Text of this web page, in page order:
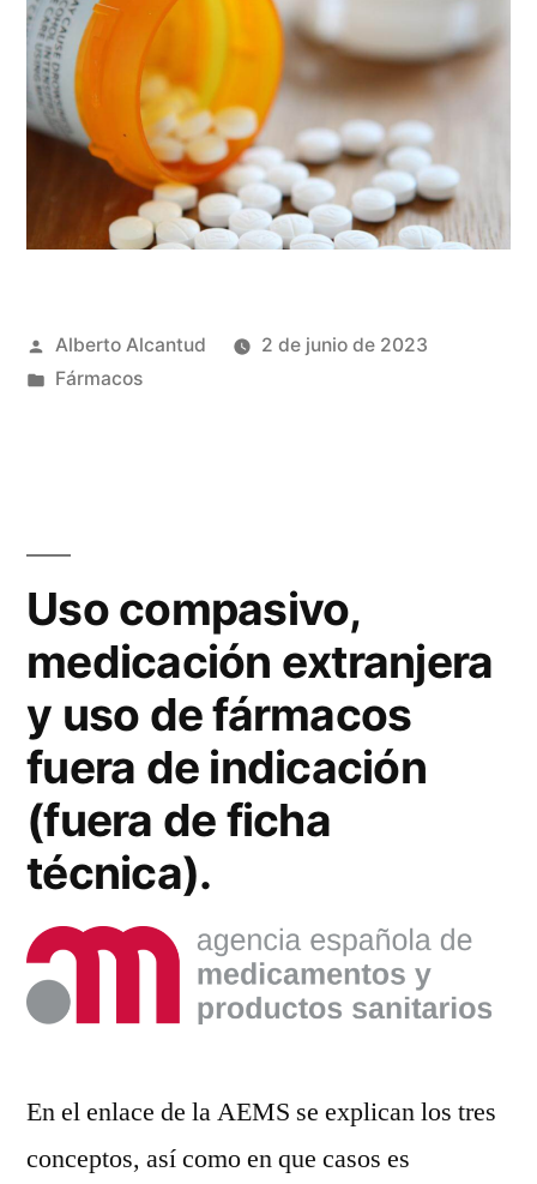
Publicado
por
Alberto Alcantud
2 de junio de 2023
Publicado
Fármacos
Uso compasivo,
medicación extranjera
y uso de fármacos
fuera de indicación
(fuera de ficha
técnica).
En el enlace de la AEMS se explican los tres
conceptos, así como en que casos es